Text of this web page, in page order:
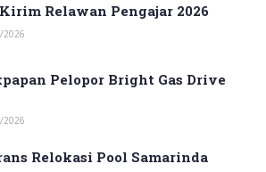
Relawan Pengajar 2026
2026
Pelopor Bright Gas Drive
2026
Relokasi Pool Samarinda